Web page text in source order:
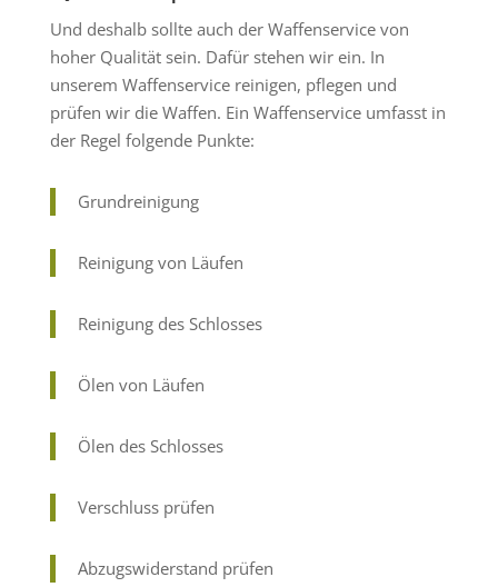
Und deshalb sollte auch der Waffenservice von
hoher Qualität sein. Dafür stehen wir ein. In
unserem Waffenservice reinigen, pflegen und
prüfen wir die Waffen. Ein Waffenservice umfasst in
der Regel folgende Punkte:
Grundreinigung
Reinigung von Läufen
Reinigung des Schlosses
Ölen von Läufen
Ölen des Schlosses
Verschluss prüfen
Abzugswiderstand prüfen